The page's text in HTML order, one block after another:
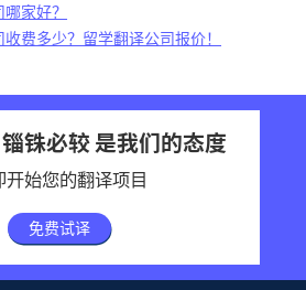
家好？
费多少？留学翻译公司报价！
铢必较 是我们的态度
开始您的翻译项目
免费试译